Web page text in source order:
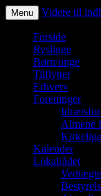
Ryslinge
Menu Videre til
Forside
Ryslinge
Børn/unge
Tilflytter
Erhverv
Foreninger
Almene
Kalender
Lokalrådet